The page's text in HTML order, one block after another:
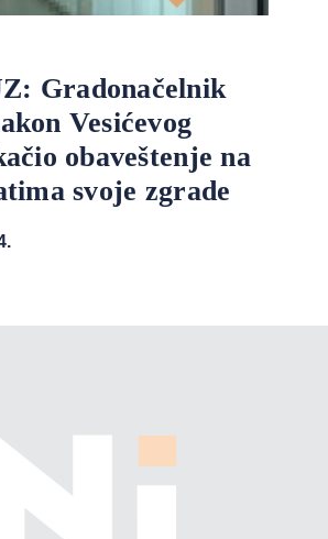
Gradonačelnik
Vesićevog
obaveštenje na
svoje zgrade